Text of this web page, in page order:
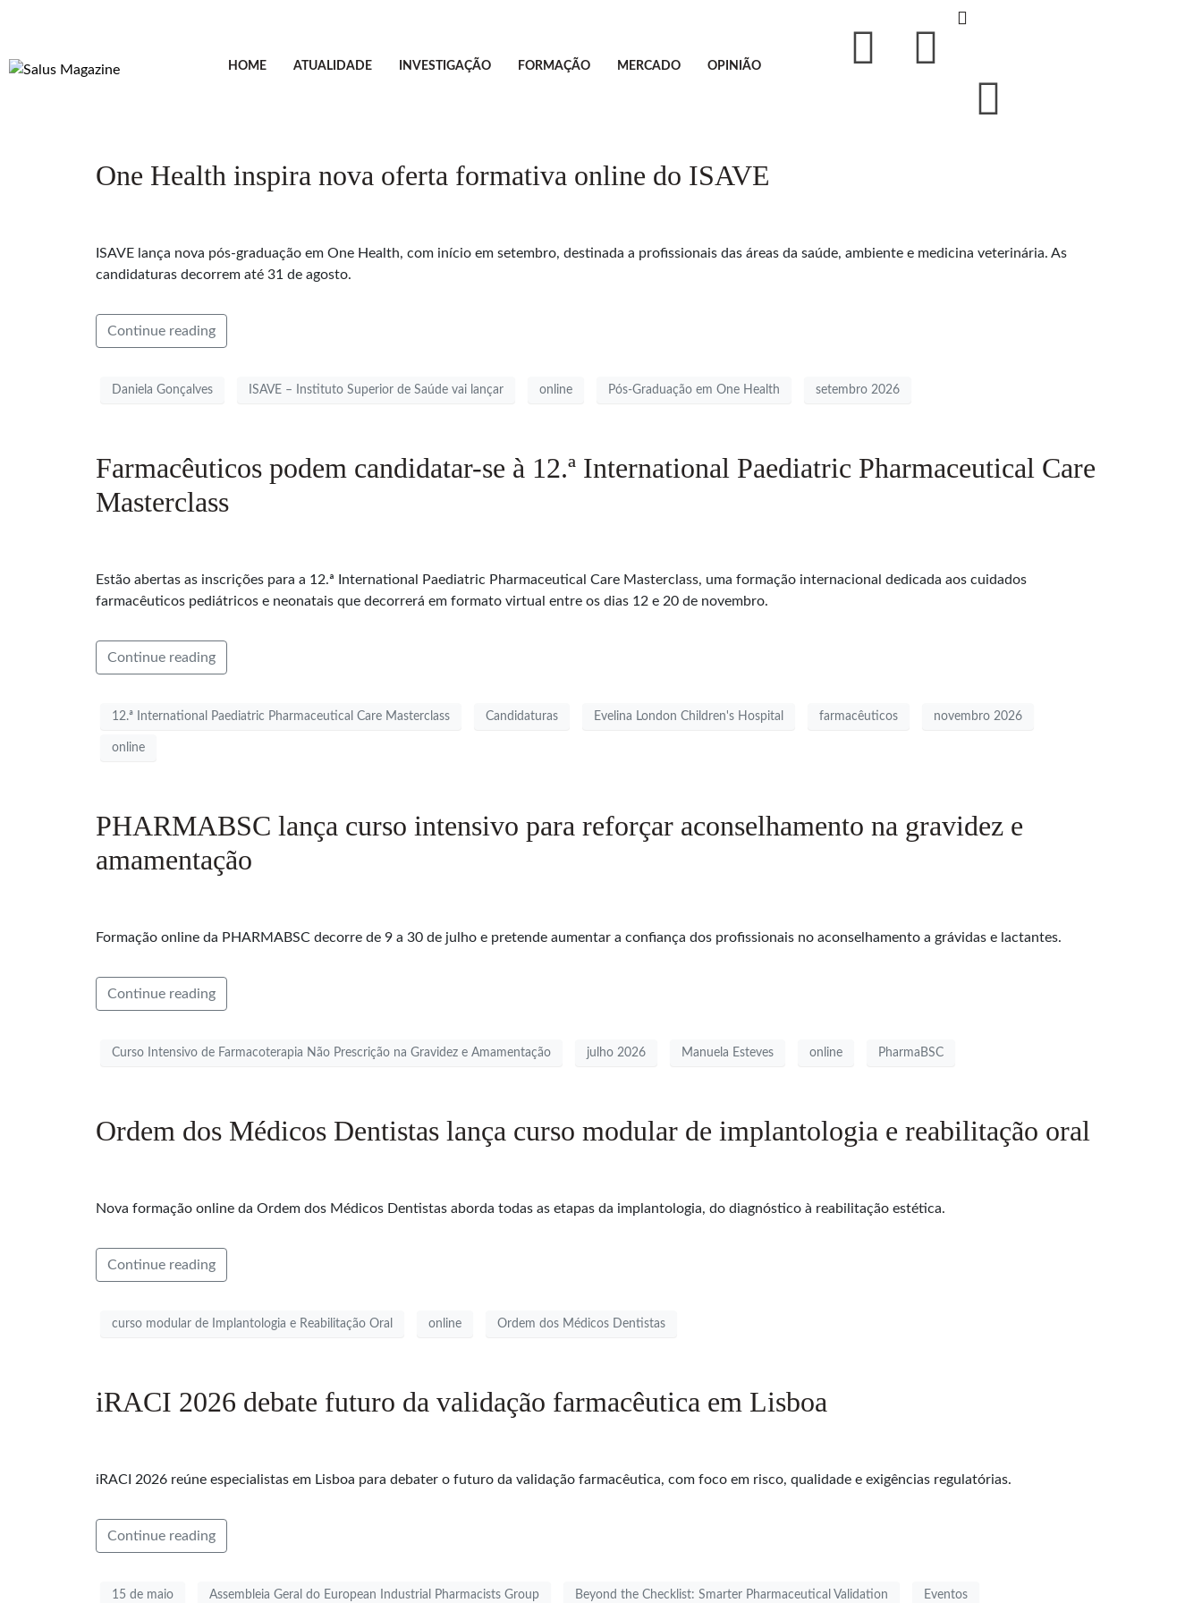
HOME ATUALIDADE INVESTIGAÇÃO FORMAÇÃO MERCADO OPINIÃO
One Health inspira nova oferta formativa online do ISAVE
ISAVE lança nova pós-graduação em One Health, com início em setembro, destinada a profissionais das áreas da saúde, ambiente e medicina veterinária. As
candidaturas decorrem até 31 de agosto.
Continue reading
Daniela Gonçalves ISAVE – Instituto Superior de Saúde vai lançar online Pós-Graduação em One Health setembro 2026
Farmacêuticos podem candidatar-se à 12.ª International Paediatric Pharmaceutical Care
Masterclass
Estão abertas as inscrições para a 12.ª International Paediatric Pharmaceutical Care Masterclass, uma formação internacional dedicada aos cuidados
farmacêuticos pediátricos e neonatais que decorrerá em formato virtual entre os dias 12 e 20 de novembro.
Continue reading
12.ª International Paediatric Pharmaceutical Care Masterclass Candidaturas Evelina London Children's Hospital farmacêuticos novembro 2026
online
PHARMABSC lança curso intensivo para reforçar aconselhamento na gravidez e
amamentação
Formação online da PHARMABSC decorre de 9 a 30 de julho e pretende aumentar a confiança dos profissionais no aconselhamento a grávidas e lactantes.
Continue reading
Curso Intensivo de Farmacoterapia Não Prescrição na Gravidez e Amamentação julho 2026 Manuela Esteves online PharmaBSC
Ordem dos Médicos Dentistas lança curso modular de implantologia e reabilitação oral
Nova formação online da Ordem dos Médicos Dentistas aborda todas as etapas da implantologia, do diagnóstico à reabilitação estética.
Continue reading
curso modular de Implantologia e Reabilitação Oral online Ordem dos Médicos Dentistas
iRACI 2026 debate futuro da validação farmacêutica em Lisboa
iRACI 2026 reúne especialistas em Lisboa para debater o futuro da validação farmacêutica, com foco em risco, qualidade e exigências regulatórias.
Continue reading
15 de maio Assembleia Geral do European Industrial Pharmacists Group Beyond the Checklist: Smarter Pharmaceutical Validation Eventos